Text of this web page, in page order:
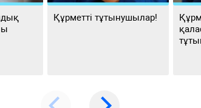
Құрметті тұтынушылар!